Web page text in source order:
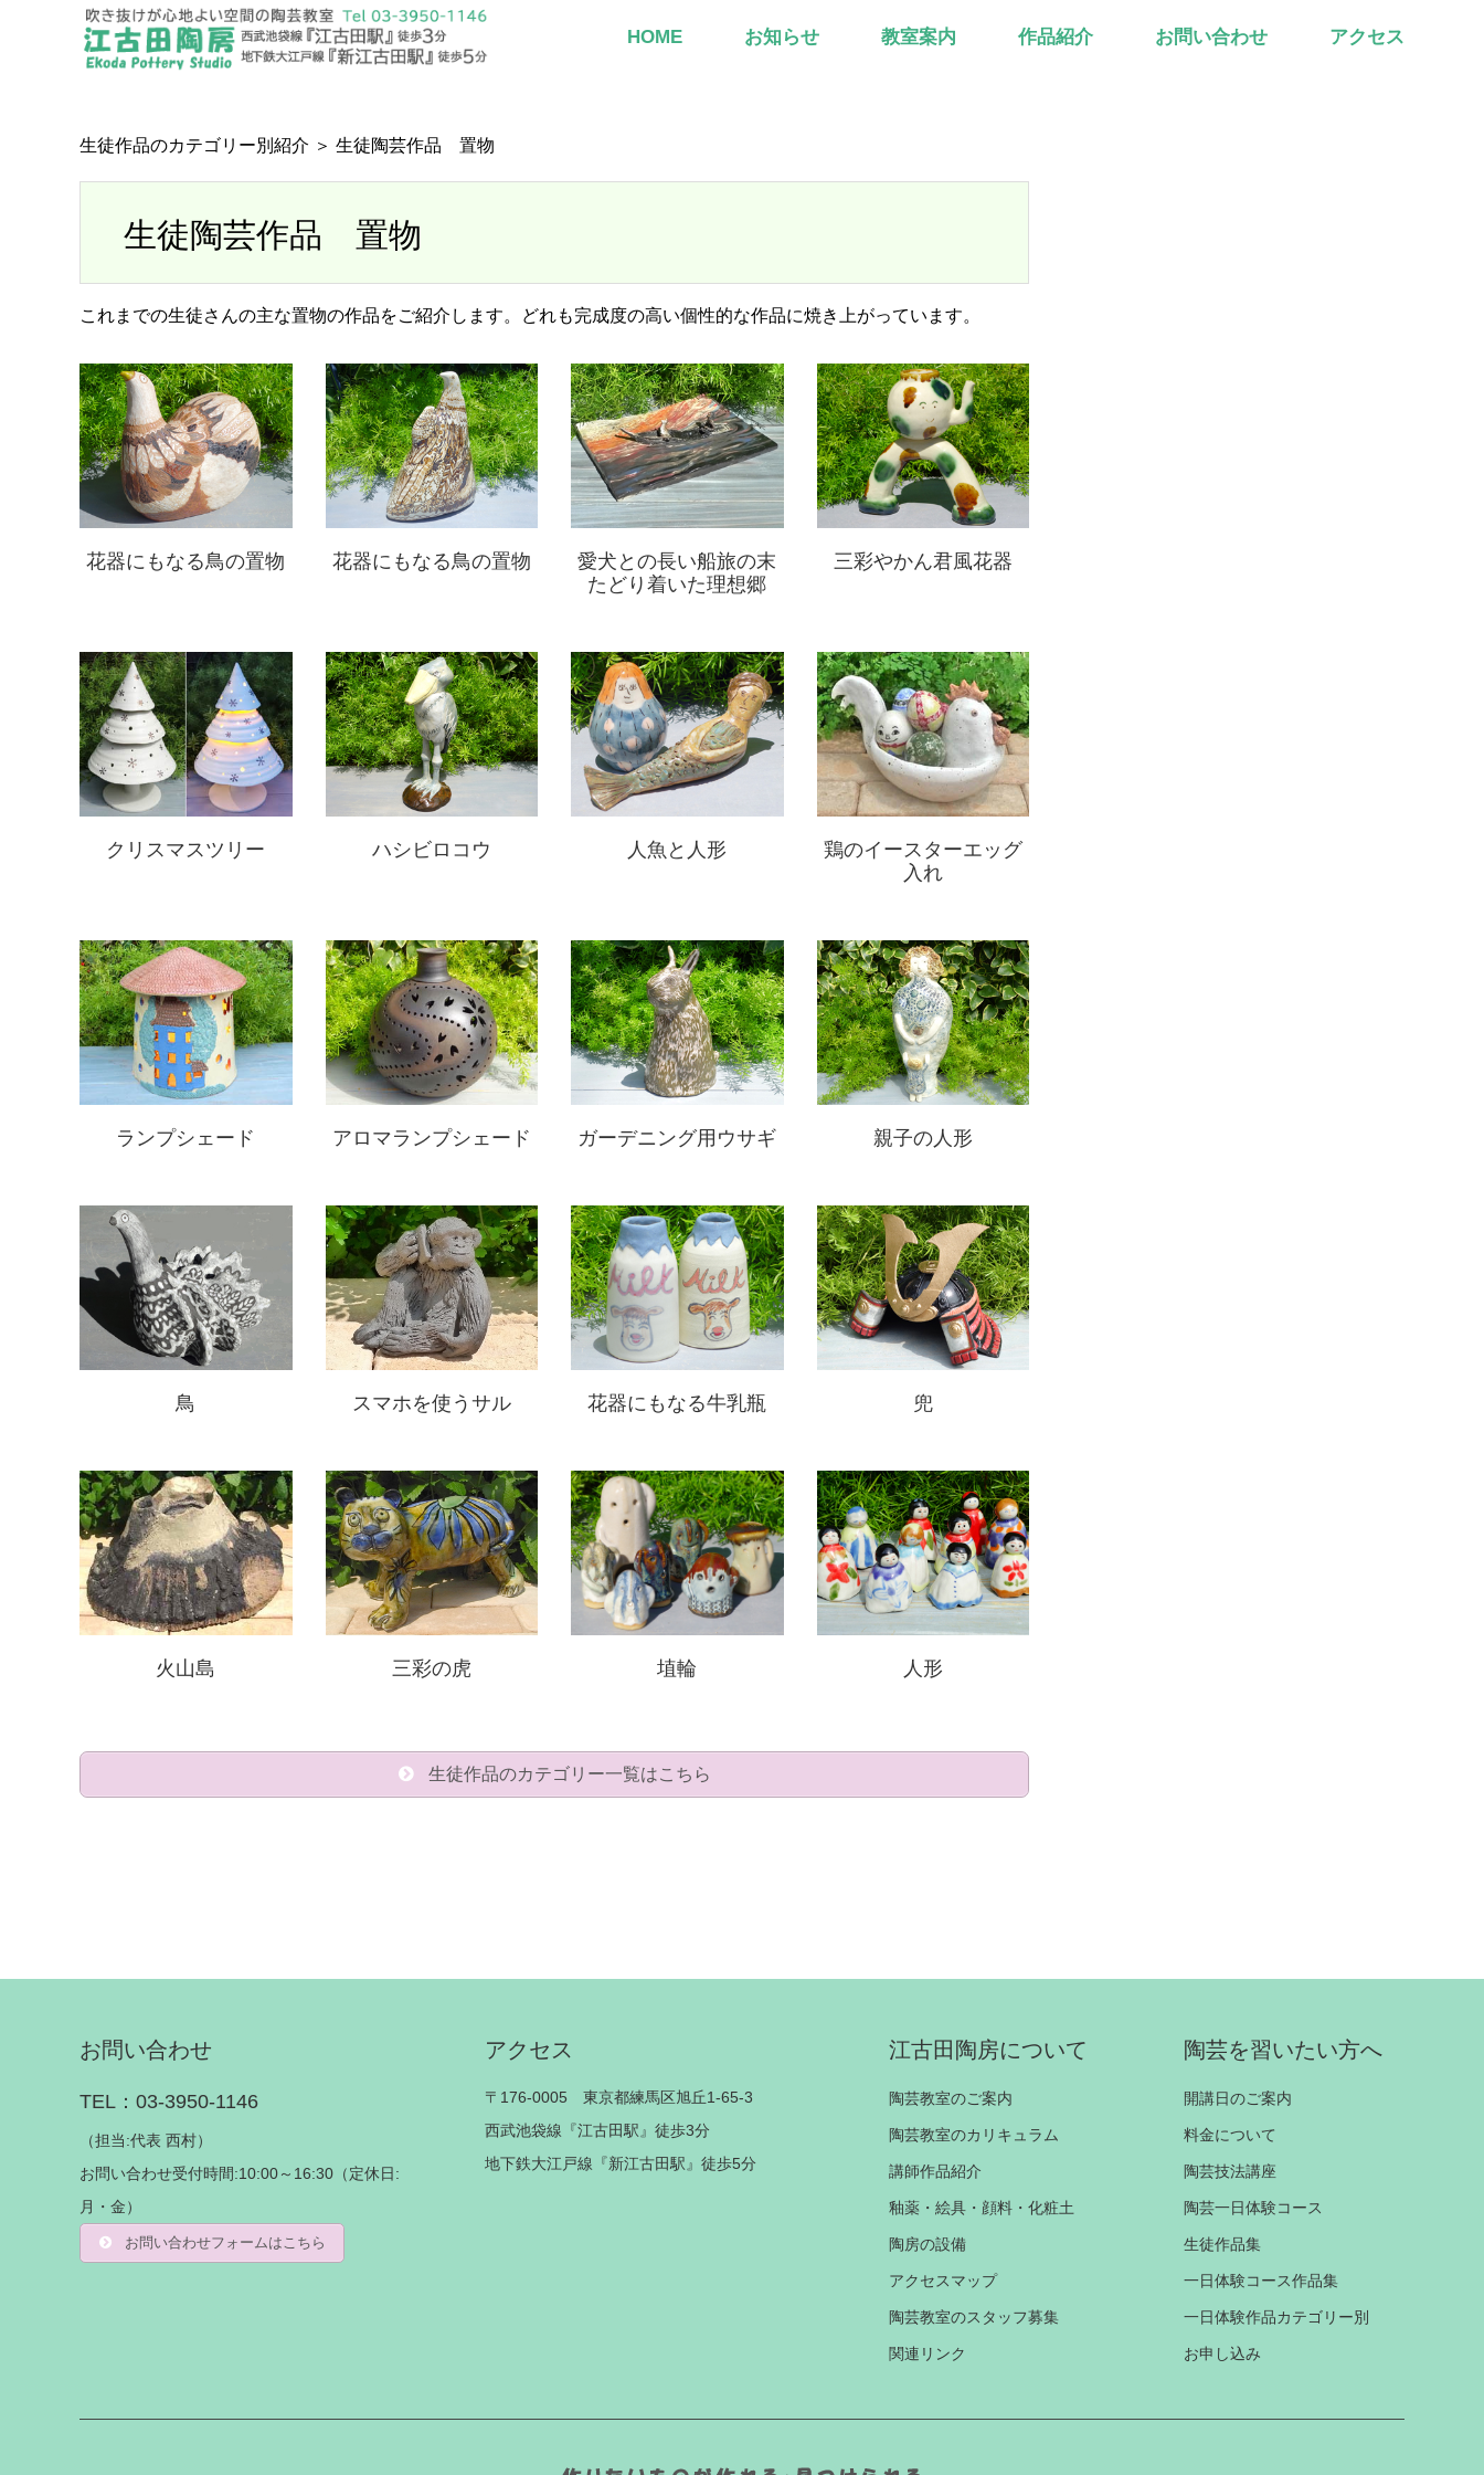
HOME お知らせ 教室案内 作品紹介 お問い合わせ アクセス
生徒作品のカテゴリー別紹介 ＞ 生徒陶芸作品 置物
生徒陶芸作品 置物
これまでの生徒さんの主な置物の作品をご紹介します。どれも完成度の高い個性的な作品に焼き上がっています。
花器にもなる鳥の置物 花器にもなる鳥の置物
愛犬との長い船旅の末
たどり着いた理想郷
三彩やかん君風花器
クリスマスツリー ハシビロコウ 人魚と人形
鶏のイースターエッグ
入れ
ランプシェード アロマランプシェード ガーデニング用ウサギ 親子の人形
鳥 スマホを使うサル 花器にもなる牛乳瓶 兜
火山島 三彩の虎 埴輪 人形
生徒作品のカテゴリー一覧はこちら
お問い合わせ
TEL：03-3950-1146
（担当:代表 西村）
お問い合わせ受付時間:10:00～16:30（定休日:
月・金）
お問い合わせフォームはこちら
アクセス
〒176-0005 東京都練馬区旭丘1-65-3
西武池袋線『江古田駅』徒歩3分
地下鉄大江戸線『新江古田駅』徒歩5分
江古田陶房について
陶芸教室のご案内
陶芸教室のカリキュラム
講師作品紹介
釉薬・絵具・顔料・化粧土
陶房の設備
アクセスマップ
陶芸教室のスタッフ募集
関連リンク
陶芸を習いたい方へ
開講日のご案内
料金について
陶芸技法講座
陶芸一日体験コース
生徒作品集
一日体験コース作品集
一日体験作品カテゴリー別
お申し込み